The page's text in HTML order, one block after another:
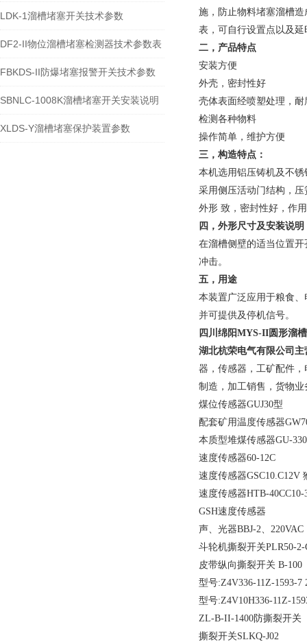
LDK-1溜槽堵塞开关技术参数
DF2-II物位溜槽堵塞检测器技术参数表
FBKDS-II防爆堵塞报警开关技术参数
SBNLC-1008K溜槽堵塞开关安装说明
XLDS-Y溜槽堵塞保护装置参数
施，防止物料堵塞溜槽
表，可自行设置点以及
二，产品特点
安装方便
外壳，密封性好
壳体表面经喷塑处理，
检测各种物料
操作简单，维护方便
三，构造特点：
本机选用铝压铸机及不
采用侧压活动门结构，
外形 致，密封性好，作
四，外形尺寸及安装说明
在溜槽侧壁的适当位置
冲击。
五，用途
本装置广泛应用于粮食
并可提供及停机信号。
四川绵阳MYS-II圆形溜
湖北杭荣电气有限公司主
器，传感器，工矿配件
制造，加工销售，货物
煤位传感器GUJ30型
配套矿用温度传感器
本质型堆煤传感器GU-
速度传感器60-12C
速度传感器GSC10.C12V
速度传感器HTB-40CC10-
GSH速度传感器
声、光器BBJ-2、220VAC
斗轮机撕裂开关PLR50-2-
皮带纵向撕裂开关 B-100
型号:Z4V336-11Z-1593-7
型号:Z4V10H336-11Z-
ZL-B-II-1400防撕裂开关
撕裂开关SLKQ-J02